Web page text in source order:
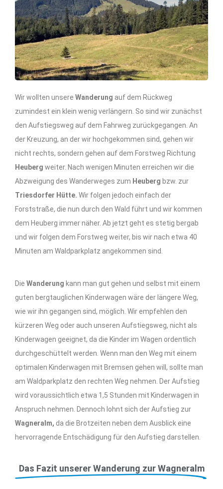
Wir wollten unsere Wanderung auf dem Rückweg
zumindest ein klein wenig verlängern. So sind wir zunächst
den Aufstiegsweg auf dem Fahrweg zurückgegangen. An
der Kreuzung, an der wir hochgekommen sind, gehen wir
nicht rechts, sondern gehen auf dem Forstweg Richtung
Heuberg weiter. Nach wenigen Minuten erreichen wir die
Abzweigung des Wanderweges zum Heuberg bzw. zur
Triesdorfer Hütte. Wir folgen jedoch einfach der
Forststraße, die nun durch den Wald führt und wir kommen
dem Heuberg immer näher. Ab jetzt geht es stetig bergab
und wir folgen dem Forstweg weiter, bis wir nach etwa 40
Minuten am Waldparkplatz angekommen sind.
Die Wanderung kann man gut gehen und selbst mit einem
guten bergtauglichen Kinderwagen wäre der längere Weg,
wie wir ihn gegangen sind, möglich. Wir empfehlen den
kürzeren Weg oder auch unseren Aufstiegsweg, nicht als
Kinderwagen geeignet, da die Kinder im Wagen ordentlich
durchgeschüttelt werden. Wenn man den Weg mit einem
optimalen Kinderwagen mit Bremsen gehen will, sollte man
am Waldparkplatz den rechten Weg nehmen. Der Aufstieg
wird voraussichtlich etwa 1,5 Stunden mit Kinderwagen in
Anspruch nehmen. Dennoch lohnt sich der Aufstieg zur
Wagneralm, da die Brotzeiten neben dem Ausblick eine
hervorragende Entschädigung für den Aufstieg darstellen.
Das Fazit unserer Wanderung zur Wagneralm